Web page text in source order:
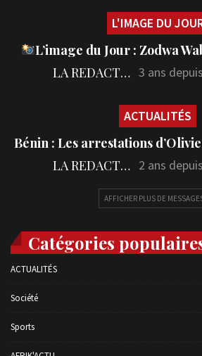
L'IMAGE DU
L’image du Jour : Zodwa
LA REDACTION 3 ans depuis
ACTUALITÉS
Bénin : Les arrestations
LA REDACTION 2 ans depuis
AFFICHER PLUS DE
Catégories
ACTUALITÉS
Société
Sports